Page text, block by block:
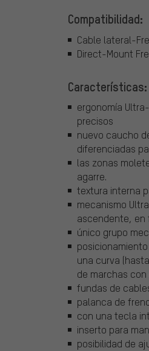
Compatibilidad:
Cable lateral-
Direct-Mount
Características:
ergonomía
precisos
nuevo caucho
diferenciadas
las zonas
agarre.
textura interna
mecanismo
ascendente, en
único grupo
una curva
de marchas con
fundas de
palanca de
con una tecla
inserto para
posibilidad de